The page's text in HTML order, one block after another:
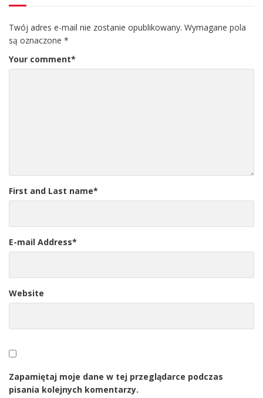
Twój adres e-mail nie zostanie opublikowany. Wymagane pola
są oznaczone *
Your comment*
First and Last name*
E-mail Address*
Website
Zapamiętaj moje dane w tej przeglądarce podczas
pisania kolejnych komentarzy.